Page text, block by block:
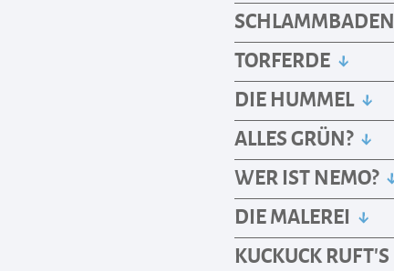
SCHLAMMBADEN
TORFERDE
DIE HUMMEL
ALLES GRÜN?
WER IST NEMO?
DIE MALEREI
KUCKUCK RUFT’S